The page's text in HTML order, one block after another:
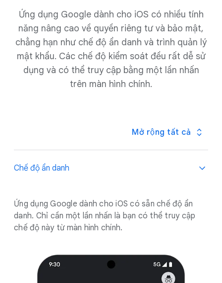
Ứng dụng Google dành cho iOS có nhiều tính
năng nâng cao về quyền riêng tư và bảo mật,
chẳng hạn như chế độ ẩn danh và trình quản lý
mật khẩu. Các chế độ kiểm soát đều rất dễ sử
dụng và có thể truy cập bằng một lần nhấn
trên màn hình chính.
Mở rộng tất cả
Chế độ ẩn danh
Ứng dụng Google dành cho iOS có sẵn chế độ ẩn
danh. Chỉ cần một lần nhấn là bạn có thể truy cập
chế độ này từ màn hình chính.